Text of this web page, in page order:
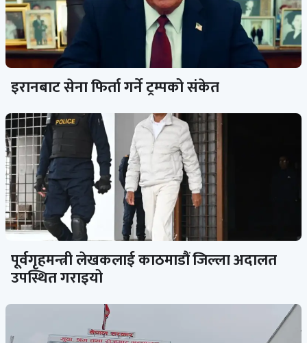
इरानबाट सेना फिर्ता गर्ने ट्रम्पको संकेत
पूर्वगृहमन्त्री लेखकलाई काठमाडौं जिल्ला अदालत
उपस्थित गराइयो